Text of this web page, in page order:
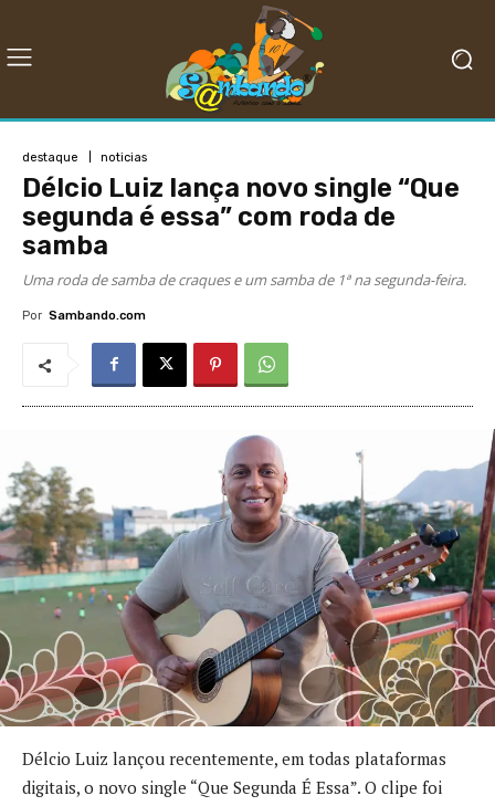
destaque noticias
Délcio Luiz lança novo single “Que
segunda é essa” com roda de
samba
Uma roda de samba de craques e um samba de 1ª na segunda-feira.
Por Sambando.com
Délcio Luiz lançou recentemente, em todas plataformas
digitais, o novo single “Que Segunda É Essa”. O clipe foi